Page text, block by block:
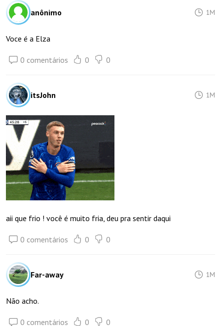
anônimo 1M
Voce é a Elza
0 comentários 0 0
itsJohn 1M
aii que frio ! você é muito fria, deu pra sentir daqui
0 comentários 0 0
Far-away 1M
Não acho.
0 comentários 0 0